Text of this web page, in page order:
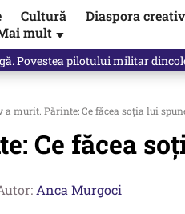
Cultură Diaspora
mult ▼
Oanei Gheorghiu care l-a uluit
a murit. Părinte: Ce făcea soția lui
Ce făcea
Anca Murgoci